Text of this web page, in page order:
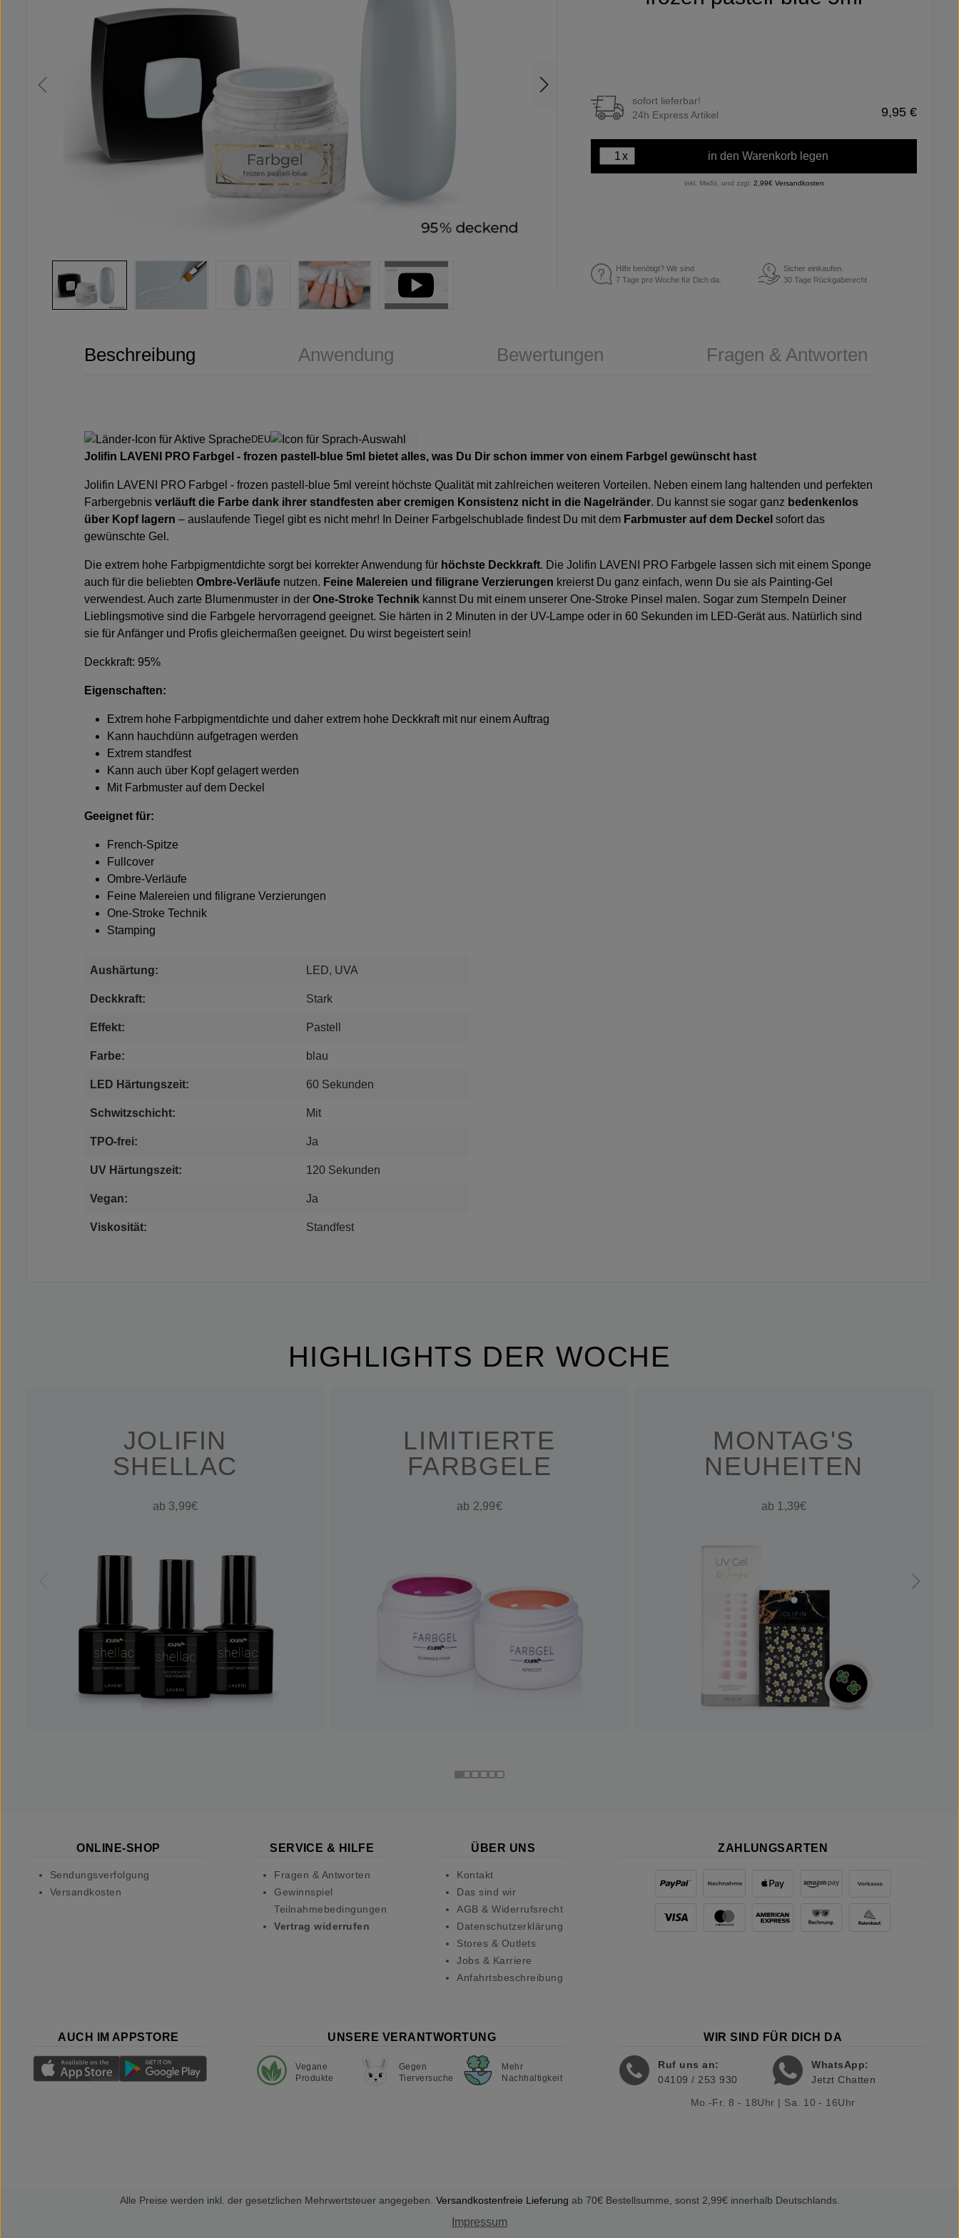
sofort lieferbar!
24h Express Artikel
9,95 €
x in den Warenkorb legen
inkl. MwSt. und zzgl. 2,99€ Versandkosten
Hilfe benötigt? Wir sind
7 Tage pro Woche für Dich da.
€
Sicher einkaufen.
30 Tage Rückgaberecht
Beschreibung Anwendung Bewertungen Fragen & Antworten
DEU
Jolifin LAVENI PRO Farbgel - frozen pastell-blue 5ml bietet alles, was Du Dir schon immer von einem Farbgel gewünscht hast
Jolifin LAVENI PRO Farbgel - frozen pastell-blue 5ml vereint höchste Qualität mit zahlreichen weiteren Vorteilen. Neben einem lang haltenden und perfekten
Farbergebnis verläuft die Farbe dank ihrer standfesten aber cremigen Konsistenz nicht in die Nagelränder. Du kannst sie sogar ganz bedenkenlos
über Kopf lagern – auslaufende Tiegel gibt es nicht mehr! In Deiner Farbgelschublade findest Du mit dem Farbmuster auf dem Deckel sofort das
gewünschte Gel.
Die extrem hohe Farbpigmentdichte sorgt bei korrekter Anwendung für höchste Deckkraft. Die Jolifin LAVENI PRO Farbgele lassen sich mit einem Sponge
auch für die beliebten Ombre-Verläufe nutzen. Feine Malereien und filigrane Verzierungen kreierst Du ganz einfach, wenn Du sie als Painting-Gel
verwendest. Auch zarte Blumenmuster in der One-Stroke Technik kannst Du mit einem unserer One-Stroke Pinsel malen. Sogar zum Stempeln Deiner
Lieblingsmotive sind die Farbgele hervorragend geeignet. Sie härten in 2 Minuten in der UV-Lampe oder in 60 Sekunden im LED-Gerät aus. Natürlich sind
sie für Anfänger und Profis gleichermaßen geeignet. Du wirst begeistert sein!
Deckkraft: 95%
Eigenschaften:
Extrem hohe Farbpigmentdichte und daher extrem hohe Deckkraft mit nur einem Auftrag
Kann hauchdünn aufgetragen werden
Extrem standfest
Kann auch über Kopf gelagert werden
Mit Farbmuster auf dem Deckel
Geeignet für:
French-Spitze
Fullcover
Ombre-Verläufe
Feine Malereien und filigrane Verzierungen
One-Stroke Technik
Stamping
Aushärtung: LED, UVA
Deckkraft: Stark
Effekt: Pastell
Farbe: blau
LED Härtungszeit: 60 Sekunden
Schwitzschicht: Mit
TPO-frei: Ja
UV Härtungszeit: 120 Sekunden
Vegan: Ja
Viskosität: Standfest
HIGHLIGHTS DER WOCHE
JOLIFIN
SHELLAC
ab 3,99€
LIMITIERTE
FARBGELE
ab 2,99€
MONTAG'S
NEUHEITEN
ab 1,39€
ONLINE-SHOP
Sendungsverfolgung
Versandkosten
SERVICE & HILFE
Fragen & Antworten
Gewinnspiel
Teilnahmebedingungen
Vertrag widerrufen
ÜBER UNS
Kontakt
Das sind wir
AGB & Widerrufsrecht
Datenschutzerklärung
Stores & Outlets
Jobs & Karriere
Anfahrtsbeschreibung
ZAHLUNGSARTEN
AUCH IM APPSTORE UNSERE VERANTWORTUNG
Vegane
Produkte
Gegen
Tierversuche
Mehr
Nachhaltigkeit
WIR SIND FÜR DICH DA
Ruf uns an:
04109 / 253 930
WhatsApp:
Jetzt Chatten
Mo.-Fr. 8 - 18Uhr | Sa. 10 - 16Uhr
Alle Preise werden inkl. der gesetzlichen Mehrwertsteuer angegeben. Versandkostenfreie Lieferung ab 70€ Bestellsumme, sonst 2,99€ innerhalb Deutschlands.
Impressum